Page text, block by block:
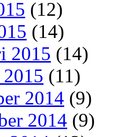
(12)
(14)
2015 (14)
(11)
2014 (9)
2014 (9)